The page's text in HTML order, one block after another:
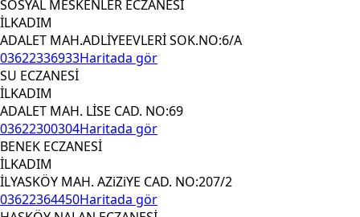
SOSYAL MESKENLER ECZANESİ
İLKADIM
ADALET MAH.ADLİYEEVLERİ SOK.NO:6/A
03622336933Haritada gör
SU ECZANESİ
İLKADIM
ADALET MAH. LİSE CAD. NO:69
03622300304Haritada gör
BENEK ECZANESİ
İLKADIM
İLYASKÖY MAH. AZiZiYE CAD. NO:207/2
03622364450Haritada gör